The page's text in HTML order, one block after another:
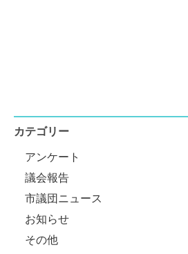
カテゴリー
アンケート
議会報告
市議団ニュース
お知らせ
その他